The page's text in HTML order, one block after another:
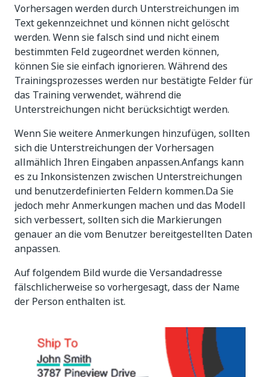
Vorhersagen werden durch Unterstreichungen im
Text gekennzeichnet und können nicht gelöscht
werden. Wenn sie falsch sind und nicht einem
bestimmten Feld zugeordnet werden können,
können Sie sie einfach ignorieren. Während des
Trainingsprozesses werden nur bestätigte Felder für
das Training verwendet, während die
Unterstreichungen nicht berücksichtigt werden.
Wenn Sie weitere Anmerkungen hinzufügen, sollten
sich die Unterstreichungen der Vorhersagen
allmählich Ihren Eingaben anpassen.Anfangs kann
es zu Inkonsistenzen zwischen Unterstreichungen
und benutzerdefinierten Feldern kommen.Da Sie
jedoch mehr Anmerkungen machen und das Modell
sich verbessert, sollten sich die Markierungen
genauer an die vom Benutzer bereitgestellten Daten
anpassen.
Auf folgendem Bild wurde die Versandadresse
fälschlicherweise so vorhergesagt, dass der Name
der Person enthalten ist.